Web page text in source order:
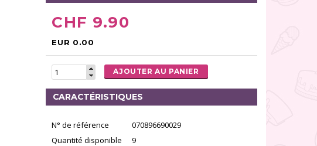
CHF 9.90
EUR 0.00
AJOUTER AU PANIER
CARACTÉRISTIQUES
N° de référence
070896690029
Quantité disponible
9